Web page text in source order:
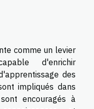
comme un levier
d'enrichir
des
impliqués dans
encouragés à